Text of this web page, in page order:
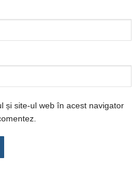
și site-ul web în acest navigator